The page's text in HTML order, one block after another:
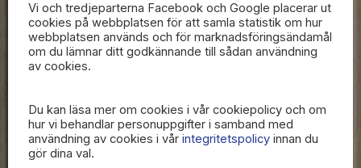
Vi och tredjeparterna Facebook och Google placerar ut
cookies på webbplatsen för att samla statistik om hur
webbplatsen används och för marknadsföringsändamål
om du lämnar ditt godkännande till sådan användning
av cookies.
Du kan läsa mer om cookies i vår cookiepolicy och om
hur vi behandlar personuppgifter i samband med
användning av cookies i vår integritetspolicy innan du
gör dina val.